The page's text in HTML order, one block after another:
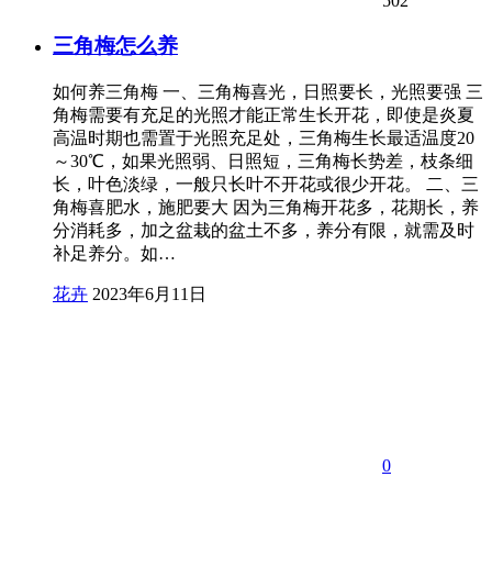
三角梅怎么养
如何养三角梅 一、三角梅喜光，日照要长，光照要强 三
角梅需要有充足的光照才能正常生长开花，即使是炎夏
高温时期也需置于光照充足处，三角梅生长最适温度20
～30℃，如果光照弱、日照短，三角梅长势差，枝条细
长，叶色淡绿，一般只长叶不开花或很少开花。 二、三
角梅喜肥水，施肥要大 因为三角梅开花多，花期长，养
分消耗多，加之盆栽的盆土不多，养分有限，就需及时
补足养分。如…
花卉 2023年6月11日
0